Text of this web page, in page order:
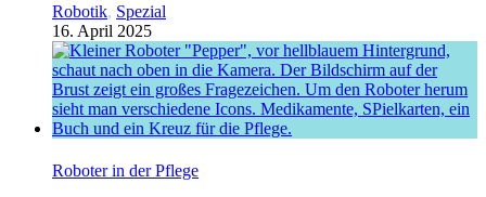
Robotik, Spezial
16. April 2025
Roboter in der Pflege